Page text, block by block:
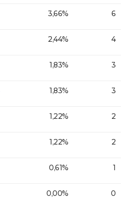
3,66% 6
2,44% 4
1,83% 3
1,83% 3
1,22% 2
1,22% 2
0,61% 1
0,00% 0